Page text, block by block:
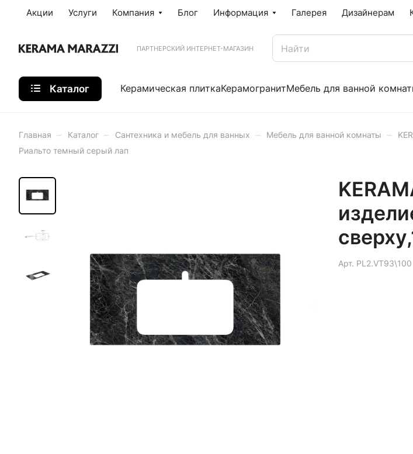
Акции Услуги Компания Блог Информация Галерея Дизайнерам
ПАРТНЕРСКИЙ ИНТЕРНЕТ-МАГАЗИН
Каталог Керамическая плиткаКерамогранитМебель для ванной
Главная – Каталог – Сантехника и мебель для ванных – Мебель для ванной комнаты –
Риальто темный серый лап
Арт. PL2.VT93\100